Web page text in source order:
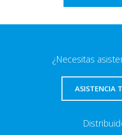
¿Necesitas
ASISTENCIA